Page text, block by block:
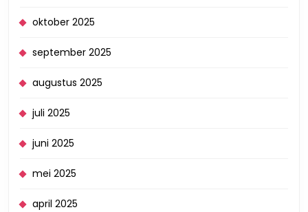
oktober 2025
september 2025
augustus 2025
juli 2025
juni 2025
mei 2025
april 2025